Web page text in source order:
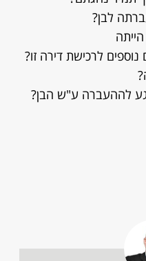
לרכישת דירה זו?
לההעברה ע"ש הבן?